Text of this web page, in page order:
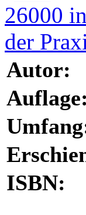
Autor:
Auflage:
ISBN: